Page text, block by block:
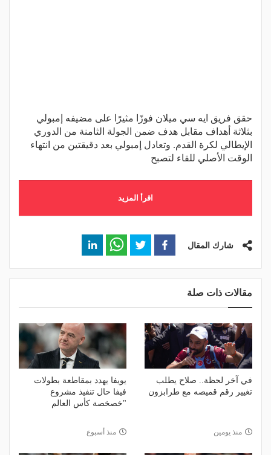
حقق فريق ايه سي ميلان فوزًا مثيرًا على مضيفه إمبولي
بثلاثة أهداف مقابل هدف ضمن الجولة الثامنة من الدوري
الإيطالي لكرة القدم. وتعادل إمبولي بعد دقيقتين من انتهاء
الوقت الأصلي للقاء لتصبح
اقرأ المزيد
شارك المقال
مقالات ذات صلة
في آخر لحظة.. صلاح يطلب
تغيير رقم قميصه مع طرابزون
منذ يومين
يويفا يهدد بمقاطعة بطولات
فيفا حال تنفيذ مشروع
"خصخصة كأس العالم
منذ أسبوع